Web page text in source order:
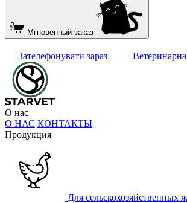
Мгновенный заказ
Зателефонувати зараз
О нас
О НАС КОНТАКТЫ
Продукция
Для сельскохозяйственных